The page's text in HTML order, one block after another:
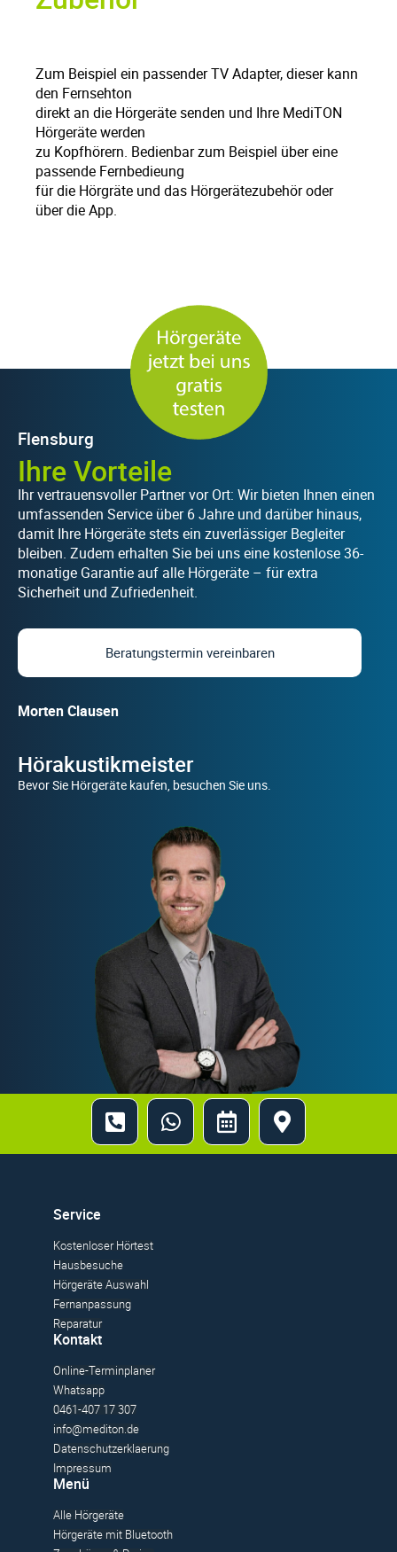
Zum Beispiel ein passender TV Adapter, dieser kann
den Fernsehton
direkt an die Hörgeräte senden und Ihre MediTON
Hörgeräte werden
zu Kopfhörern. Bedienbar zum Beispiel über eine
passende Fernbedieung
für die Hörgräte und das Hörgerätezubehör oder
über die App.
Flensburg
Ihre Vorteile
Ihr vertrauensvoller Partner vor Ort: Wir bieten Ihnen einen
umfassenden Service über 6 Jahre und darüber hinaus,
damit Ihre Hörgeräte stets ein zuverlässiger Begleiter
bleiben. Zudem erhalten Sie bei uns eine kostenlose 36-
monatige Garantie auf alle Hörgeräte – für extra
Sicherheit und Zufriedenheit.
Beratungstermin vereinbaren
Morten Clausen
Hörakustikmeister
Bevor Sie Hörgeräte kaufen, besuchen Sie uns.
Service
Kostenloser Hörtest
Hausbesuche
Hörgeräte Auswahl
Fernanpassung
Reparatur
Kontakt
Online-Terminplaner
Whatsapp
0461-407 17 307
info@mediton.de
Datenschutzerklaerung
Impressum
Menü
Alle Hörgeräte
Hörgeräte mit Bluetooth